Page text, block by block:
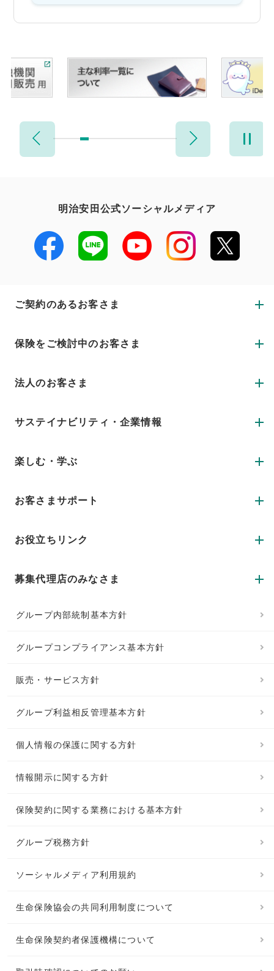
明治安田公式ソーシャルメディア
ご契約のあるお客さま
保険をご検討中のお客さま
法人のお客さま
サステイナビリティ・企業情報
楽しむ・学ぶ
お客さまサポート
お役立ちリンク
募集代理店のみなさま
グループ内部統制基本方針
グループコンプライアンス基本方針
販売・サービス方針
グループ利益相反管理基本方針
個人情報の保護に関する方針
情報開示に関する方針
保険契約に関する業務における基本方針
グループ税務方針
ソーシャルメディア利用規約
生命保険協会の共同利用制度について
生命保険契約者保護機構について